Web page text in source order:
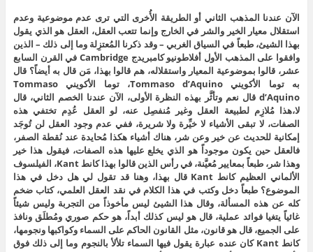
الآن عندنا المذهب الثاني أو الطريقة الأُخرى التي ترى عدم موضوعية وعدم
استقلال معيار الخير والشر في الخارج وإنما تتعب العقل، العقل هو الذي يقول
بهذا الشيئ، طبعاً في السياق الغربي – وقد ذكرنا المُعتزِلة وما إلى ذلك – الذين
وافقوا على المذهب الأول أفلاطونيو كامبريدج Cambridge في القرن السابع
عشر، قالوا بموضوعية المعيار واستقلاله، هم قالوا بهذا، مَن قال به أيضاً؟ قال
به توما الأكويني Tommaso d’Aquino، توما الأكويني Tommaso
d’Aquino قال نعم وتأثَّر بهذه النظرة الأولى، الآن عندنا الخصم الثاني، قال
لا،هذا مُلازِم لطبيعة العقل وغير مُنفصِل عنه، لو العقل عُدِم تختفي هذه
الصفات، لا تبقى الأشياء لا خيِّرة ولا شريرة، ففي عدم وجود العقل لن تُوجَد
إمكانية للحديث عن خير وعن شر، هناك أشياء هكذا مُحايدة عند نُقطة الصفر،
فالعقل حين يكون موجوداً هو الذي يخلع عليها هذه الصفات، فيقول هذا خير
وهذا شر، طبعاً بمعايير مُعيَّنة، في رأس الذين قالوا بهذا كانط Kant، الفيلسوف
الألماني العظيم كانط Kant قال بهذا، وهنا قد تقول لي هل دخل في هذا
الموضوع؟ طبعاً دخل وكتب في هذا الكلام في نقد العقل العلمي، كتاب ضخم
كله عن هذه المسألة، وقال هذا الشيئ ليس مأخوذاً من التجربة وليس شيئاً
غائياً يتغيا فوائد عملية، قال هو ليس كذلك أبداً، هو حكم صوري ومُطلَق ونافذ
على الجميع، قال هو قانون، مثل القانون الحاكم على السماء وكواكبها ونجومها،
كانط Kant كان عنده عبارة يقول فيها السماء تلألأ بالنجوم وما إلى ذلك فوق